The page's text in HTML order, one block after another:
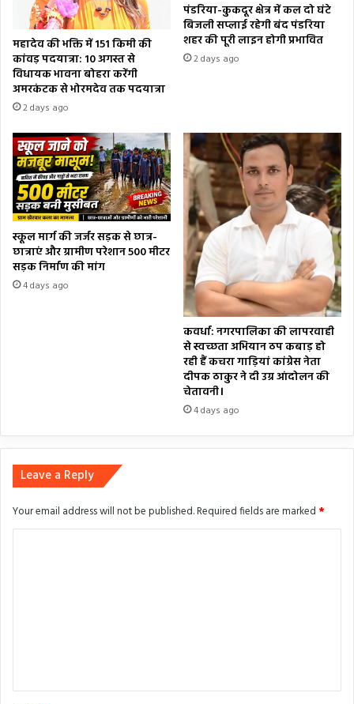
महादेव की भक्ति में 151 किमी की
कांवड़ पदयात्रा: 10 अगस्त से
विधायक भावना बोहरा करेंगी
अमरकंटक से भोरमदेव तक पदयात्रा
2 days ago
पंडरिया-कुकदूर क्षेत्र में कल दो घंटे
बिजली सप्लाई रहेगी बंद पंडरिया
शहर की पूरी लाइन होगी प्रभावित
2 days ago
स्कूल मार्ग की जर्जर सड़क से छात्र-
छात्राएं और ग्रामीण परेशान 500 मीटर
सड़क निर्माण की मांग
4 days ago
कवर्धा: नगरपालिका की लापरवाही
से स्वच्छता अभियान ठप कबाड़ हो
रही हैं कचरा गाड़ियां कांग्रेस नेता
दीपक ठाकुर ने दी उग्र आंदोलन की
चेतावनी।
4 days ago
Leave a Reply
Your email address will not be published.Required fields are marked *